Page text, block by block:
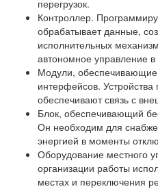
перегрузок.
Контроллер.
обрабатывает данные,
исполнительных
автономное управление
Модули,
интерфейсов.
обеспечивают связь с
Блок, обеспечивающий
Он необходим для
энергией в моменты
Оборудование местного
организации работы
местах и переключения